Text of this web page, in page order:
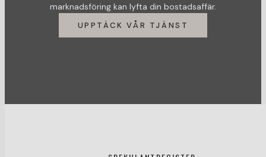
marknadsföring kan lyfta din bostadsaffär.
UPPTÄCK VÅR TJÄNST